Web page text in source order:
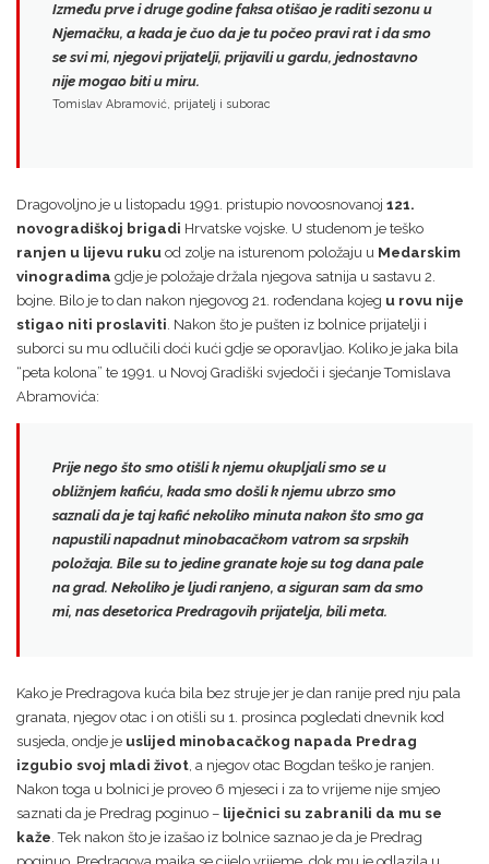
Između prve i druge godine faksa otišao je raditi sezonu u
Njemačku, a kada je čuo da je tu počeo pravi rat i da smo
se svi mi, njegovi prijatelji, prijavili u gardu, jednostavno
nije mogao biti u miru.
Tomislav Abramović, prijatelj i suborac
Dragovoljno je u listopadu 1991. pristupio novoosnovanoj 121.
novogradiškoj brigadi Hrvatske vojske. U studenom je teško
ranjen u lijevu ruku od zolje na isturenom položaju u Medarskim
vinogradima gdje je položaje držala njegova satnija u sastavu 2.
bojne. Bilo je to dan nakon njegovog 21. rođendana kojeg u rovu nije
stigao niti proslaviti . Nakon što je pušten iz bolnice prijatelji i
suborci su mu odlučili doći kući gdje se oporavljao. Koliko je jaka bila
“peta kolona” te 1991. u Novoj Gradiški svjedoči i sjećanje Tomislava
Abramovića:
Prije nego što smo otišli k njemu okupljali smo se u
obližnjem kafiću, kada smo došli k njemu ubrzo smo
saznali da je taj kafić nekoliko minuta nakon što smo ga
napustilinapadnut minobacačkom vatrom sa srpskih
položaja. Bile su to jedine granate koje su tog dana pale
na grad. Nekoliko je ljudi ranjeno, a siguran sam da smo
mi, nas desetorica Predragovih prijatelja, bili meta.
Kako je Predragova kuća bila bez struje jer je dan ranije pred nju pala
granata, njegov otac i on otišli su 1. prosinca pogledati dnevnik kod
susjeda, ondje je uslijed minobacačkog napada Predrag
izgubio svoj mladi život, a njegov otac Bogdan teško je ranjen.
Nakon toga u bolnici je proveo 6 mjeseci i za to vrijeme nije smjeo
saznati da je Predrag poginuo – liječnici su zabranili da mu se
kaže. Tek nakon što je izašao iz bolnice saznao je da je Predrag